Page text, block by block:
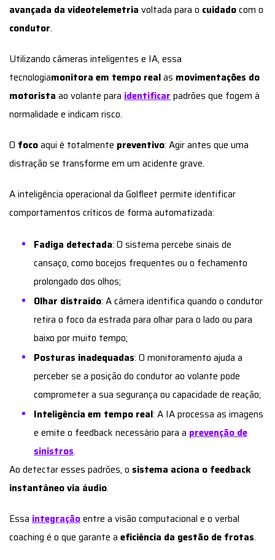
avançada da videotelemetria voltada para o cuidadocom o
condutor.
Utilizando câmeras inteligentes e IA, essa
tecnologiamonitora em tempo realas movimentações do
motorista ao volante para identificarpadrões que fogem à
normalidade e indicam risco.
O focoaqui é totalmente preventivo: Agir antes que uma
distração se transforme em um acidente grave.
A inteligência operacional da Golfleet permite identificar
comportamentos críticos de forma automatizada:
Fadiga detectada: O sistema percebe sinais de
cansaço, como bocejos frequentes ou o fechamento
prolongado dos olhos;
Olhar distraído: A câmera identifica quando o condutor
retira o foco da estrada para olhar para o lado ou para
baixo por muito tempo;
Posturas inadequadas: O monitoramento ajuda a
perceber se a posição do condutor ao volante pode
comprometer a sua segurança ou capacidade de reação;
Inteligência em tempo real: A IA processa as imagens
e emite o feedback necessário para a prevenção de
sinistros.
Ao detectar esses padrões, o sistema aciona o feedback
instantâneo via áudio.
Essa integraçãoentre a visão computacional e o verbal
coaching é o que garante a eficiência da gestão de frotas.